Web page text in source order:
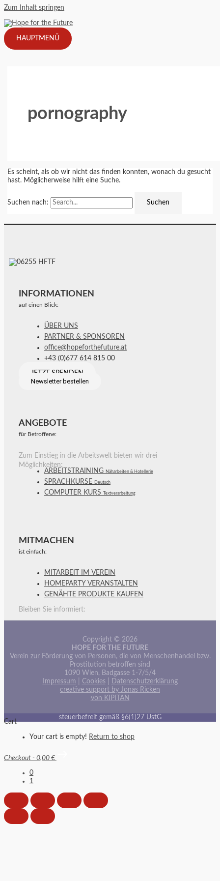
Zum Inhalt springen
HAUPTMENÜ
pornography
Es scheint, als ob wir nicht das finden konnten, wonach du gesucht
hast. Möglicherweise hilft eine Suche.
Suchen nach:
INFORMATIONEN
auf einen Blick:
ÜBER UNS
PARTNER & SPONSOREN
office@hopeforthefuture.at
+43 (0)677 614 815 00
JETZT SPENDEN
Newsletter bestellen
ANGEBOTE
für Betroffene:
Zum Einstieg in die Arbeitswelt bieten wir drei
Möglichkeiten:
ARBEITSTRAINING Näharbeiten & Hotellerie
SPRACHKURSE Deutsch
COMPUTER KURS Textverarbeitung
MITMACHEN
ist einfach:
MITARBEIT IM VEREIN
HOMEPARTY VERANSTALTEN
GENÄHTE PRODUKTE KAUFEN
Bleiben Sie informiert:
Copyright © 2026
HOPE FOR THE FUTURE
Verein zur Förderung von Personen, die von Menschenhandel bzw.
Prostitution betroffen sind
1090 Wien, Badgasse 1-7/5/4
Impressum
Cookies|
Datenschutzerklärung
creative support by Jonas Ricken
von KIPITAN
steuerbefreit gemäß §6(1)27 UstG
Cart
Your cart is empty! Return to shop
Checkout - 0,00 €
0
1